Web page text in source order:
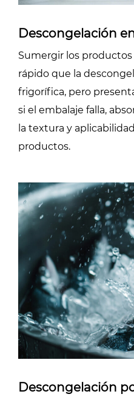
Descongelación
Sumergir los
rápido que la
frigorífica, pero
si el embalaje falla,
la textura y
productos.
Descongelación